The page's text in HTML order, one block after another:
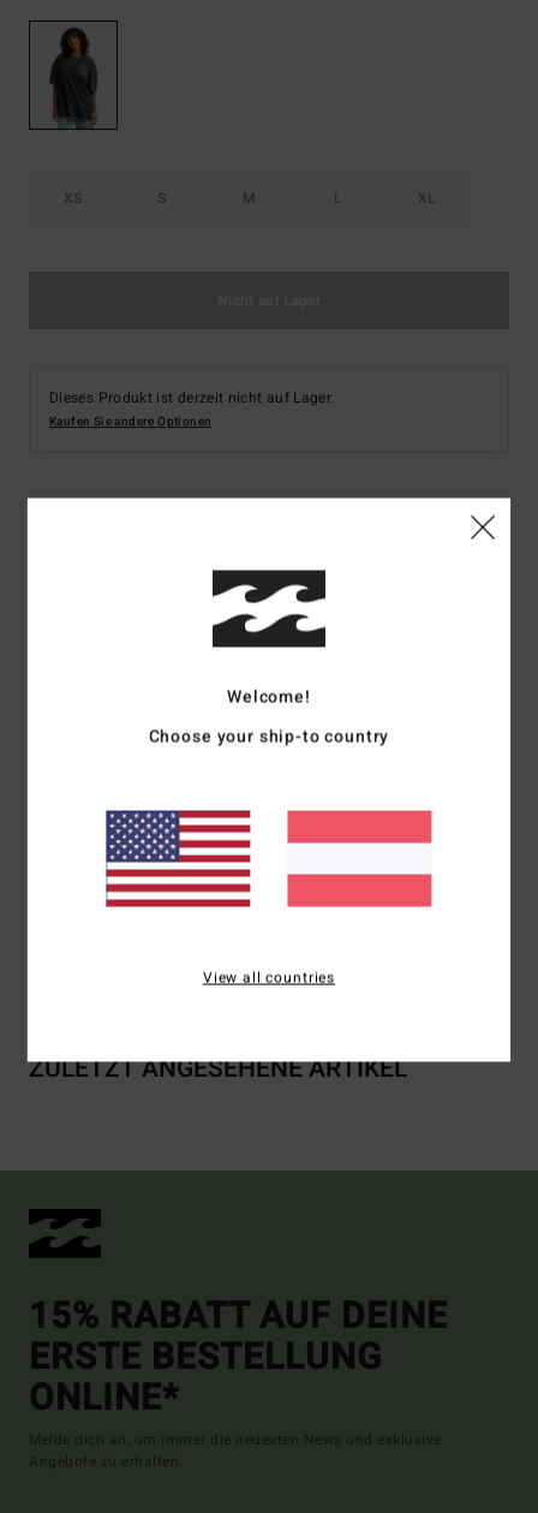
XS S M L XL
Dieses Produkt ist derzeit nicht auf Lager.
Kaufen Sie andere Optionen
Frauen Schwarz T-Shirt
Farbcodeofb
Baumwoll-Jersey
Grafik-Druck mit weichem Print
Zusammensetzung[Hauptstoff] 100 % Baumwolle
Versand & Rückversand
ZULETZT ANGESEHENE ARTIKEL
15% RABATT AUF DEINE
ERSTE BESTELLUNG
ONLINE*
Melde dich an, um immer die neuesten News und exklusive
Angebote zu erhalten.
Welcome!
Choose your ship-to country
View all countries